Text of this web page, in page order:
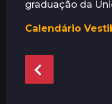
graduação da
Calendário
o